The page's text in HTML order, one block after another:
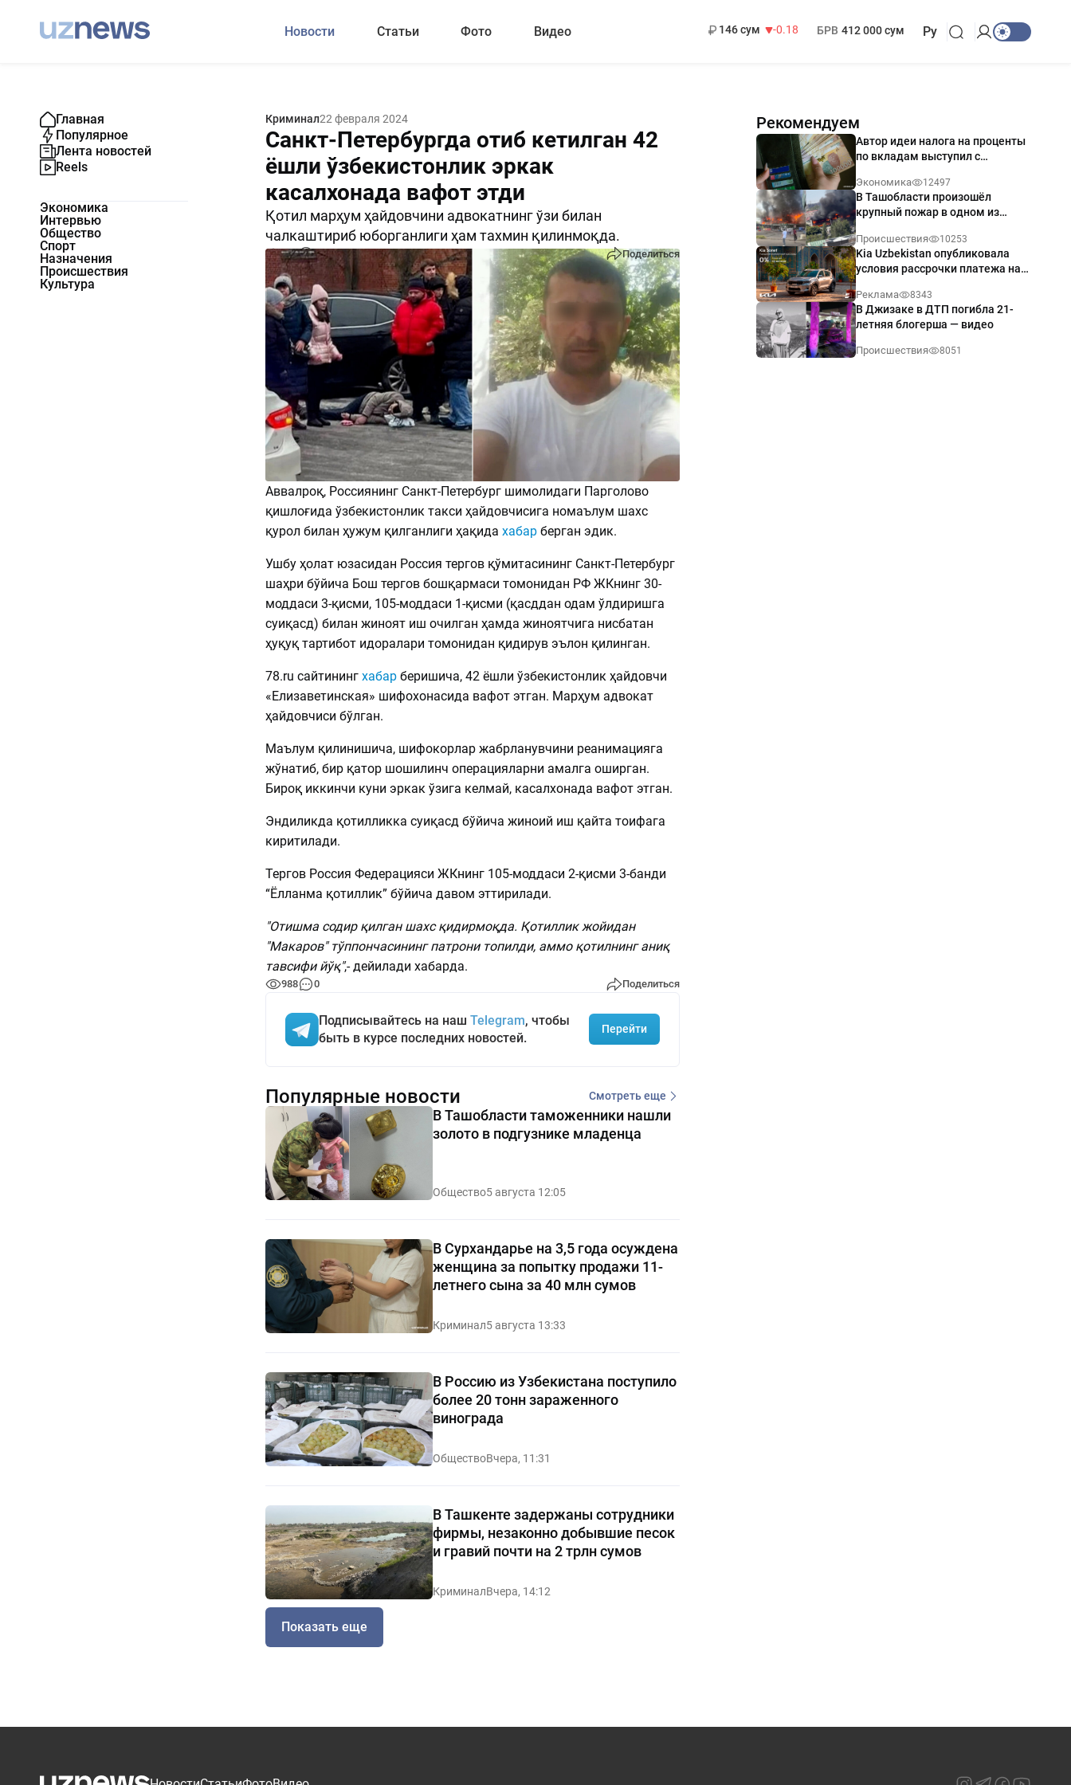
Новости Статьи Фото Видео
146 сум
-0.18
БРВ 412 000 сум Ру
Главная
Популярное
Лента новостей
Reels
Экономика
Интервью
Общество
Спорт
Назначения
Происшествия
Культура
Криминал22 февраля 2024
Санкт-Петербургда отиб кетилган 42
ёшли ўзбекистонлик эркак
касалхонада вафот этди
Қотил марҳум ҳайдовчини адвокатнинг ўзи билан
чалкаштириб юборганлиги ҳам тахмин қилинмоқда.
988 0 Поделиться
Аввалроқ, Россиянинг Санкт-Петербург шимолидаги Парголово
қишлоғида ўзбекистонлик такси ҳайдовчисига номаълум шахс
қурол билан ҳужум қилганлиги ҳақида хабарберган эдик.
Ушбу ҳолат юзасидан Россия тергов қўмитасининг Санкт-Петербург
шаҳри бўйича Бош тергов бошқармаси томонидан РФ ЖКнинг 30-
моддаси 3-қисми, 105-моддаси 1-қисми (қасддан одам ўлдиришга
суиқасд) билан жиноят иш очилган ҳамда жиноятчига нисбатан
ҳуқуқ тартибот идоралари томонидан қидирув эълон қилинган.
78.ru сайтининг хабарберишича, 42 ёшли ўзбекистонлик ҳайдовчи
«Елизаветинская» шифохонасида вафот этган. Марҳум адвокат
ҳайдовчиси бўлган.
Маълум қилинишича, шифокорлар жабрланувчини реанимацияга
жўнатиб, бир қатор шошилинч операцияларни амалга оширган.
Бироқ иккинчи куни эркак ўзига келмай, касалхонада вафот этган.
Эндиликда қотилликка суиқасд бўйича жиноий иш қайта тоифага
киритилади.
Тергов Россия Федерацияси ЖКнинг 105-моддаси 2-қисми 3-банди
“Ёлланма қотиллик” бўйича давом эттирилади.
"Отишма содир қилган шахс қидирмоқда. Қотиллик жойидан
"Макаров" тўппончасининг патрони топилди, аммо қотилнинг аниқ
тавсифи йўқ",- дейилади хабарда.
988 0 Поделиться
Подписывайтесь на наш Telegram, чтобы
быть в курсе последних новостей.
Перейти
Рекомендуем
Автор идеи налога на проценты
по вкладам выступил с
Экономика 12497
В Ташобласти произошёл
крупный пожар в одном из
Происшествия 10253
Kia Uzbekistan опубликовала
условия рассрочки платежа на
годовых
Реклама 8343
В Джизаке в ДТП погибла 21-
летняя блогерша — видео
Происшествия 8051
Популярные новости Смотреть еще
В Ташобласти таможенники нашли
золото в подгузнике младенца
Общество5 августа 12:05
В Сурхандарье на 3,5 года осуждена
женщина за попытку продажи 11-
летнего сына за 40 млн сумов
Криминал5 августа 13:33
В Россию из Узбекистана поступило
более 20 тонн зараженного
винограда
ОбществоВчера, 11:31
В Ташкенте задержаны сотрудники
фирмы, незаконно добывшие песок
и гравий почти на 2 трлн сумов
КриминалВчера, 14:12
Показать еще